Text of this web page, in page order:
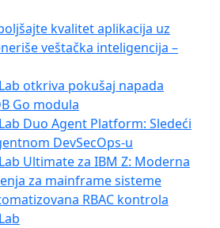
kvalitet aplikacija uz
veštačka inteligencija –
otkriva pokušaj napada
Go modula
Duo Agent Platform: Sledeći
DevSecOps-u
Ultimate za IBM Z: Moderna
za mainframe sisteme
RBAC kontrola